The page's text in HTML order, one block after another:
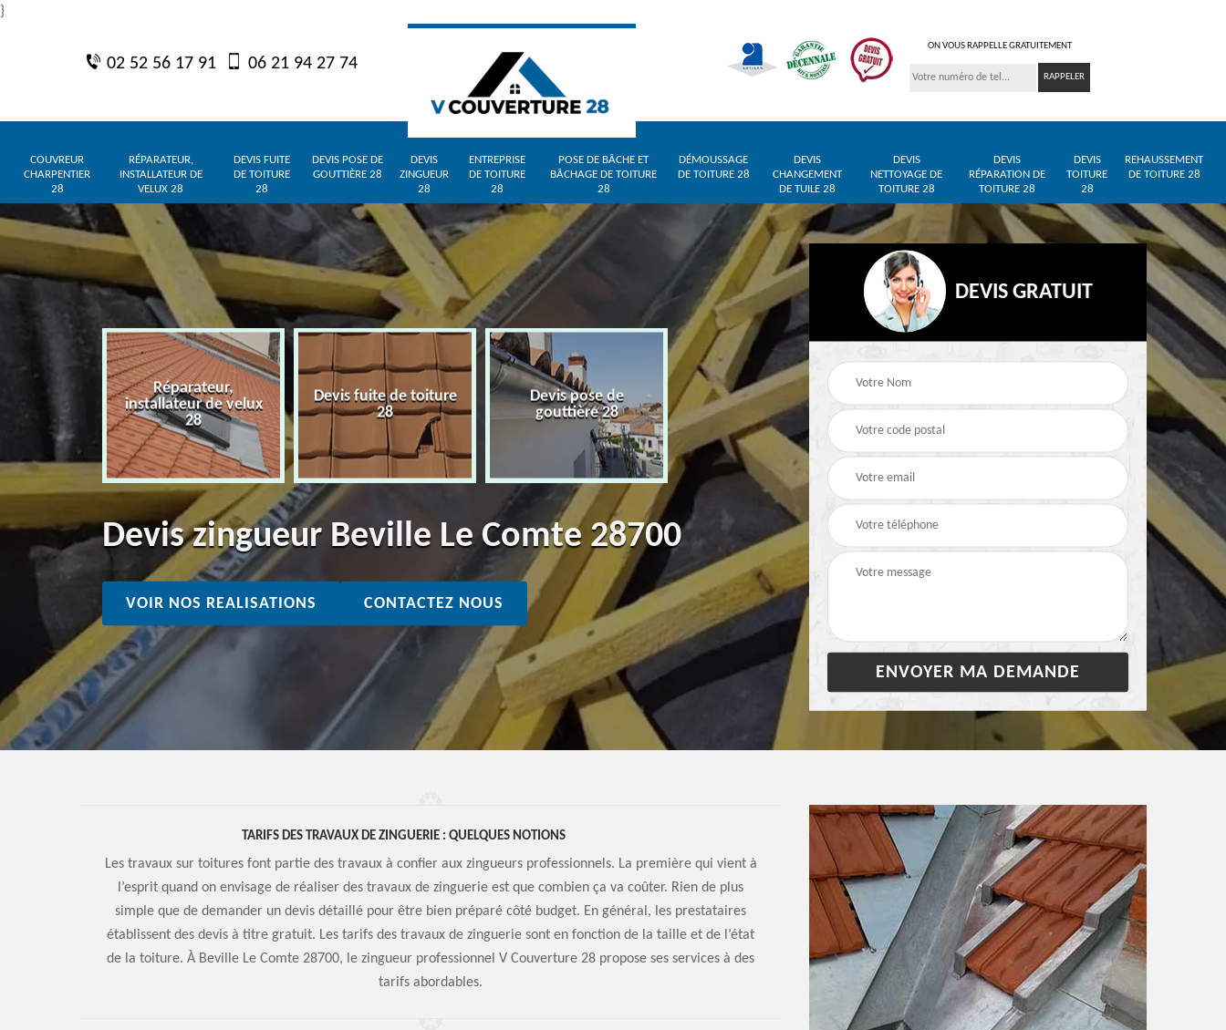
}
02 52 56 17 91 06 21 94 27 74
ON VOUS RAPPELLE GRATUITEMENT
COUVREUR
CHARPENTIER
28
RÉPARATEUR,
INSTALLATEUR DE
VELUX 28
DEVIS FUITE
DE TOITURE
28
DEVIS POSE DE
GOUTTIÈRE 28
DEVIS
ZINGUEUR
28
ENTREPRISE
DE TOITURE
28
POSE DE BÂCHE ET
BÂCHAGE DE TOITURE
28
DÉMOUSSAGE
DE TOITURE 28
DEVIS
CHANGEMENT
DE TUILE 28
DEVIS
NETTOYAGE DE
TOITURE 28
DEVIS
RÉPARATION DE
TOITURE 28
DEVIS
TOITURE
28
REHAUSSEMENT
DE TOITURE 28
Réparateur,
installateur de velux
28
Devis fuite de toiture
28
Devis pose de
gouttière 28
Devis zingueur 28
28
Pose de bâche et
bâchage de toiture 28
Devis zingueur Beville Le Comte 28700
VOIR NOS REALISATIONS CONTACTEZ NOUS
DEVIS GRATUIT
TARIFS DES TRAVAUX DE ZINGUERIE : QUELQUES NOTIONS
Les travaux sur toitures font partie des travaux à confier aux zingueurs professionnels. La première qui vient à
l’esprit quand on envisage de réaliser des travaux de zinguerie est que combien ça va coûter. Rien de plus
simple que de demander un devis détaillé pour être bien préparé côté budget. En général, les prestataires
établissent des devis à titre gratuit. Les tarifs des travaux de zinguerie sont en fonction de la taille et de l’état
de la toiture. À Beville Le Comte 28700, le zingueur professionnel V Couverture 28 propose ses services à des
tarifs abordables.